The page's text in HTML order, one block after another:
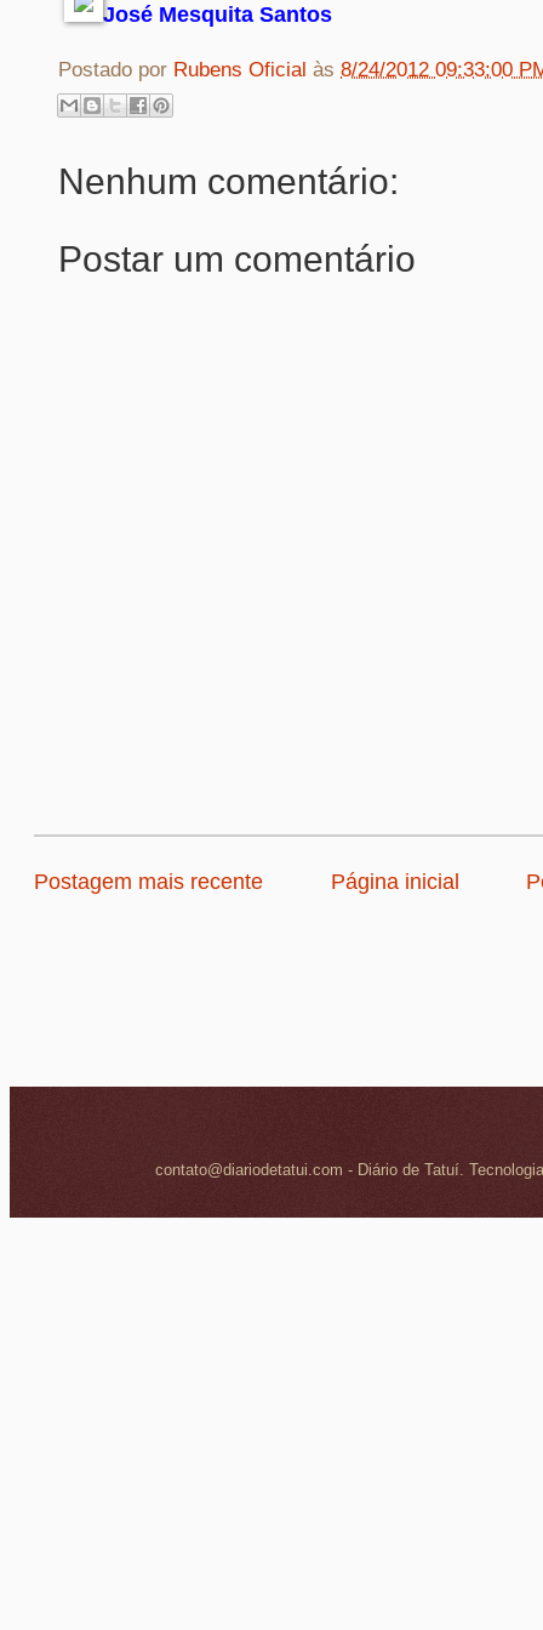
José Mesquita Santos
Postado por Rubens Oficial às 8/24/2012 09:33:00
Nenhum comentário:
Postar um comentário
Postagem mais recente Página inicial
contato@diariodetatui.com - Diário de Tatuí.